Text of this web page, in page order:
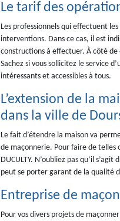
Le tarif des
Les professionnels qui effectuent
interventions. Dans ce cas, il est
constructions à effectuer. À côté
Sachez si vous sollicitez le service
intéressants et accessibles à tous.
L’extension de la
dans la ville de
Le fait d’étendre la maison va
de maçonnerie. Pour faire de telles
DUCULTY. N’oubliez pas qu’il
peut se porter garant de la qualité
Entreprise de
Pour vos divers projets de